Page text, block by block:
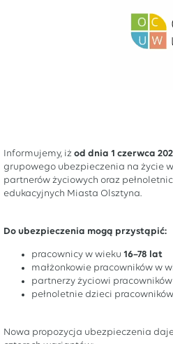
Informujemy, iż od dnia 1 czerwca
grupowego ubezpieczenia na życie w
partnerów życiowych oraz
edukacyjnych Miasta Olsztyna.
Do ubezpieczenia mogą przystąpić:
pracownicy w wieku 16–78 lat
małżonkowie pracowników w
partnerzy życiowi
pełnoletnie dzieci
Nowa propozycja ubezpieczenia